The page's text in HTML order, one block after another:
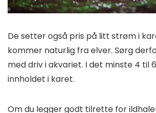
De setter også pris på litt strøm i
kommer naturlig fra elver. Sørg
med driv i akvariet. I det minste 4 til
innholdet i karet.
Om du legger godt tilrette for